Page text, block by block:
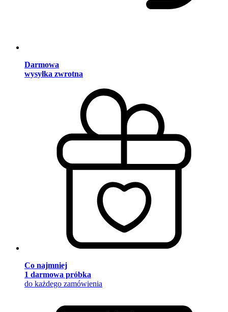
Darmowa
wysyłka zwrotna
Co najmniej
1 darmowa próbka
do każdego zamówienia